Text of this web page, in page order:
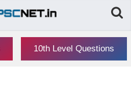
10th Level Questions